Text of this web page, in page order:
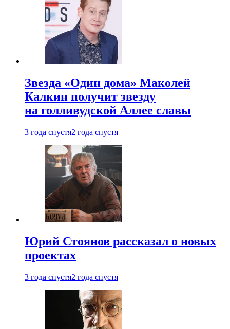
Звезда «Один дома» Маколей
Калкин получит звезду
на голливудской Аллее славы
3 года спустя2 года спустя
Юрий Стоянов рассказал о новых
проектах
3 года спустя2 года спустя